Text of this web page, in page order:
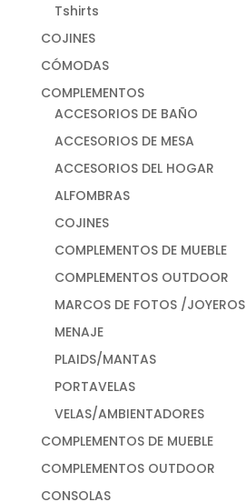
Tshirts
COJINES
CÓMODAS
COMPLEMENTOS
ACCESORIOS DE BAÑO
ACCESORIOS DE MESA
ACCESORIOS DEL HOGAR
ALFOMBRAS
COJINES
COMPLEMENTOS DE MUEBLE
COMPLEMENTOS OUTDOOR
MARCOS DE FOTOS /JOYEROS
MENAJE
PLAIDS/MANTAS
PORTAVELAS
VELAS/AMBIENTADORES
COMPLEMENTOS DE MUEBLE
COMPLEMENTOS OUTDOOR
CONSOLAS